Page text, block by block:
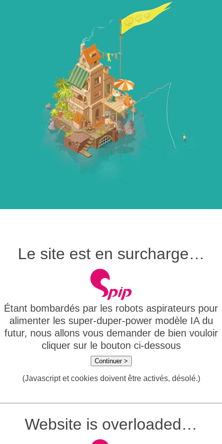
Le site est en surcharge…
Étant bombardés par les robots aspirateurs pour
alimenter les super-duper-power modèle IA du
futur, nous allons vous demander de bien vouloir
cliquer sur le bouton ci-dessous
Continuer >
(Javascript et cookies doivent être activés, désolé.)
Website is overloaded…